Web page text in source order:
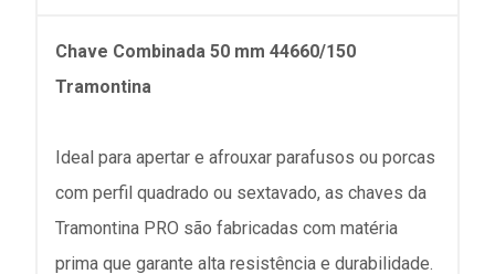
Chave Combinada 50 mm 44660/150
Tramontina
Ideal para apertar e afrouxar parafusos ou porcas
com perfil quadrado ou sextavado, as chaves da
Tramontina PRO são fabricadas com matéria
prima que garante alta resistência e durabilidade.